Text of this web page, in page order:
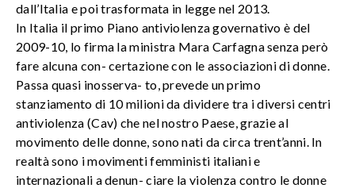
dall’Italia e poi trasformata in legge nel 2013.
In Italia il primo Piano antiviolenza governativo è del
2009-10, lo firma la ministra Mara Carfagna senza però
fare alcuna con- certazione con le associazioni di donne.
Passa quasi inosserva- to, prevede un primo
stanziamento di 10 milioni da dividere tra i diversi centri
antiviolenza (Cav) che nel nostro Paese, grazie al
movimento delle donne, sono nati da circa trent’anni. In
realtà sono i movimenti femministi italiani e
internazionali a denun- ciare la violenza contro le donne